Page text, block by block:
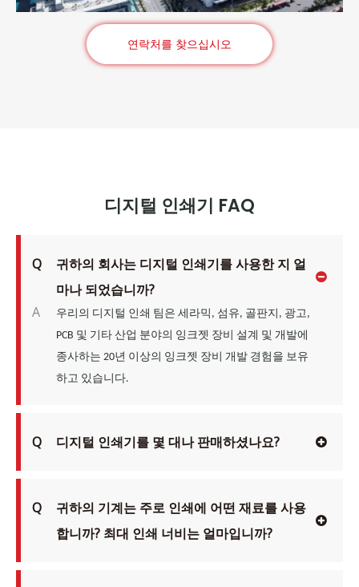
연락처를 찾으십시오
디지털 인쇄기 FAQ
Q
귀하의 회사는 디지털 인쇄기를 사용한 지 얼
마나 되었습니까?
A
우리의 디지털 인쇄 팀은 세라믹, 섬유, 골판지, 광고,
PCB 및 기타 산업 분야의 잉크젯 장비 설계 및 개발에
종사하는 20년 이상의 잉크젯 장비 개발 경험을 보유
하고 있습니다.
Q 디지털 인쇄기를 몇 대나 판매하셨나요?
Q
귀하의 기계는 주로 인쇄에 어떤 재료를 사용
합니까? 최대 인쇄 너비는 얼마입니까?